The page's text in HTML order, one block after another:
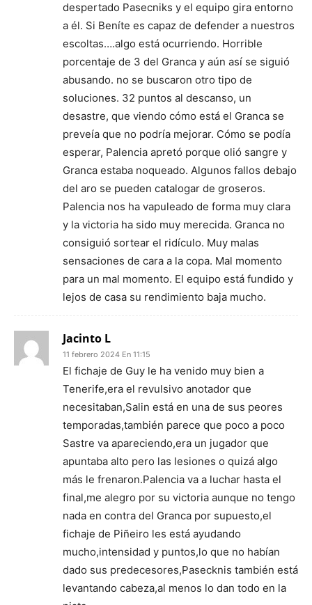
despertado Pasecniks y el equipo gira entorno
a él. Si Beníte es capaz de defender a nuestros
escoltas….algo está ocurriendo. Horrible
porcentaje de 3 del Granca y aún así se siguió
abusando. no se buscaron otro tipo de
soluciones. 32 puntos al descanso, un
desastre, que viendo cómo está el Granca se
preveía que no podría mejorar. Cómo se podía
esperar, Palencia apretó porque olió sangre y
Granca estaba noqueado. Algunos fallos debajo
del aro se pueden catalogar de groseros.
Palencia nos ha vapuleado de forma muy clara
y la victoria ha sido muy merecida. Granca no
consiguió sortear el ridículo. Muy malas
sensaciones de cara a la copa. Mal momento
para un mal momento. El equipo está fundido y
lejos de casa su rendimiento baja mucho.
Jacinto L
11 febrero 2024 En 11:15
El fichaje de Guy le ha venido muy bien a
Tenerife,era el revulsivo anotador que
necesitaban,Salin está en una de sus peores
temporadas,también parece que poco a poco
Sastre va apareciendo,era un jugador que
apuntaba alto pero las lesiones o quizá algo
más le frenaron.Palencia va a luchar hasta el
final,me alegro por su victoria aunque no tengo
nada en contra del Granca por supuesto,el
fichaje de Piñeiro les está ayudando
mucho,intensidad y puntos,lo que no habían
dado sus predecesores,Pasecknis también está
levantando cabeza,al menos lo dan todo en la